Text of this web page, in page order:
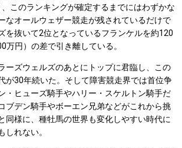
このランキングが確定するまでにはわずかな
なオールウェザー競走が残されているだけで
を抜いて2位となっているフランケルを約120
万円）の差で引き離している。
ーズウェルズのあとにトップに君臨し、この
が30年続いた。そして障害競走界では首位争
・ヒューズ騎手やハリー・スケルトン騎手だ
ブデン騎手やボーエン兄弟などがこれから挑
同様に、種牡馬の世界も変化しやすい時代に
しれない。